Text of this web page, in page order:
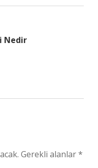
Nedir
Gerekli alanlar*